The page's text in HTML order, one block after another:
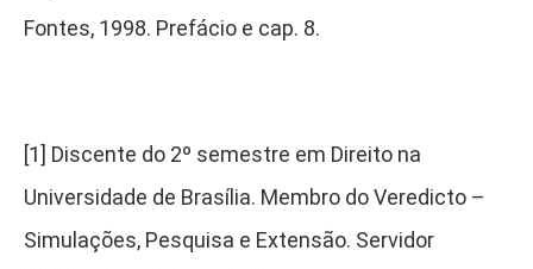
Fontes, 1998. Prefácio e cap. 8.
[1] Discente do 2º semestre em Direito na
Universidade de Brasília. Membro do Veredicto –
Simulações, Pesquisa e Extensão. Servidor